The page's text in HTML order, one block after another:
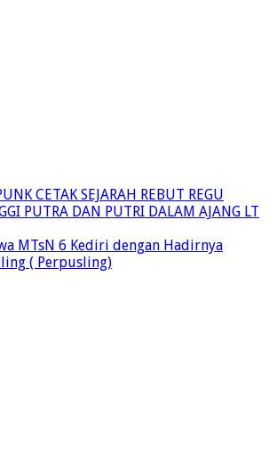
CETAK SEJARAH REBUT REGU
PUTRA DAN PUTRI DALAM AJANG LT
MTsN 6 Kediri dengan Hadirnya
( Perpusling)